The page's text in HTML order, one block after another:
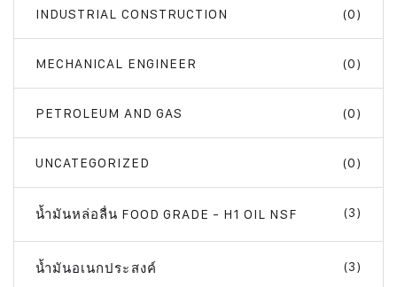
INDUSTRIAL CONSTRUCTION (0)
MECHANICAL ENGINEER (0)
PETROLEUM AND GAS (0)
UNCATEGORIZED (0)
น้ำมันหล่อลื่น FOOD GRADE - H1 OIL NSF (3)
น้ำมันอเนกประสงค์ (3)